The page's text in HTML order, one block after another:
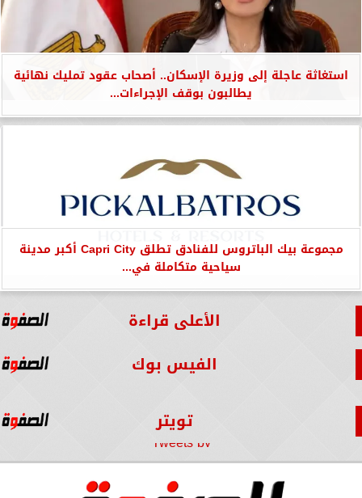
استغاثة عاجلة إلى وزيرة الإسكان.. أصحاب عقود تمليك نهائية
يطالبون بوقف الإجراءات...
مجموعة بيك الباتروس للفنادق تطلق Capri City أكبر مدينة
سياحية متكاملة في...
الأعلى قراءة
الفيس بوك
تويتر
Tweets by